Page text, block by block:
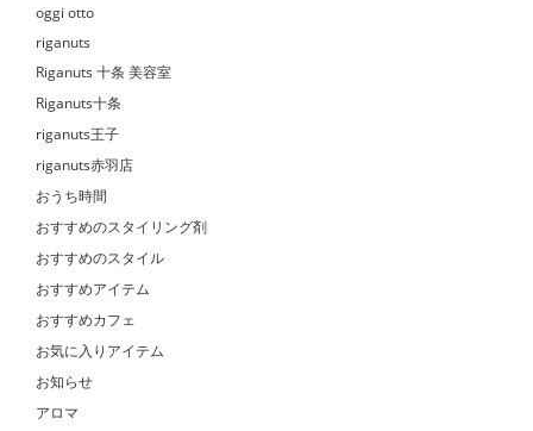
oggi otto
riganuts
Riganuts 十条 美容室
Riganuts十条
riganuts王子
riganuts赤羽店
おうち時間
おすすめのスタイリング剤
おすすめのスタイル
おすすめアイテム
おすすめカフェ
お気に入りアイテム
お知らせ
アロマ